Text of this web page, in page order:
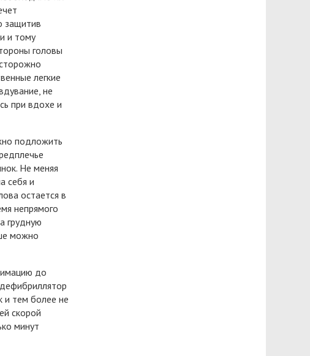
защитив
и тому
головы
легкие
не
при вдохе и
подложить
Не меняя
себя и
остается в
непрямого
грудную
можно
до
и тем более не
скорой
минут